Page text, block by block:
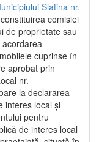
Slatina nr.
comisiei
de proprietate sau
cuprinse în
aprobat prin
nr.
la declararea
interes local și
pentru
de interes local